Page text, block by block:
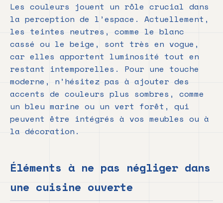
Les couleurs jouent un rôle crucial dans
la perception de l’espace. Actuellement,
les teintes neutres, comme le blanc
cassé ou le beige, sont très en vogue,
car elles apportent luminosité tout en
restant intemporelles. Pour une touche
moderne, n’hésitez pas à ajouter des
accents de couleurs plus sombres, comme
un bleu marine ou un vert forêt, qui
peuvent être intégrés à vos meubles ou à
la décoration.
Éléments à ne pas négliger dans
une cuisine ouverte